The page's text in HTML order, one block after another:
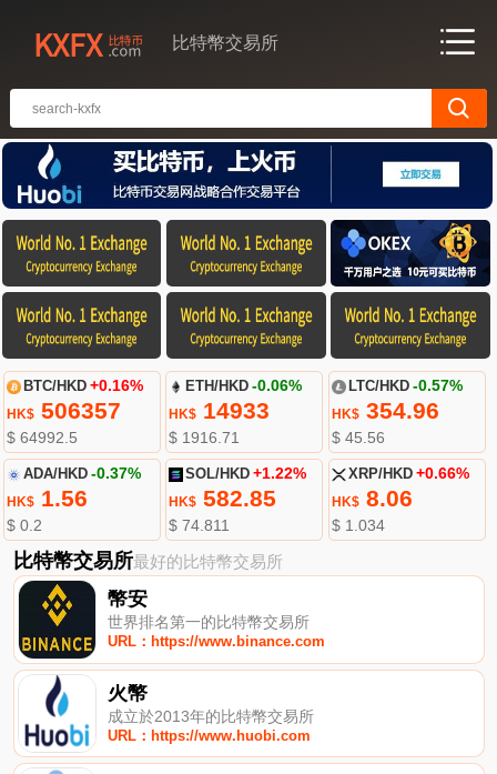
比特幣交易所
BTC/HKD +0.16%
HK$506357
$ 64992.5
ETH/HKD -0.06%
HK$ 14933
$ 1916.71
LTC/HKD -0.57%
HK$354.96
$ 45.56
ADA/HKD -0.37%
HK$1.56
$ 0.2
SOL/HKD +1.22%
HK$ 582.85
$ 74.811
XRP/HKD +0.66%
HK$8.06
$ 1.034
比特幣交易所最好的比特幣交易所
幣安
世界排名第一的比特幣交易所
URL：https://www.binance.com
火幣
成立於2013年的比特幣交易所
URL：https://www.huobi.com